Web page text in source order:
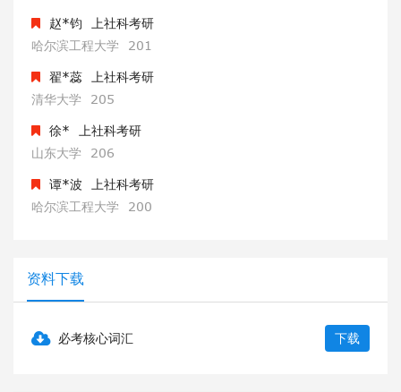
翟*蕊
上社科考研
清华大学
205
徐*
上社科考研
山东大学
206
谭*波
上社科考研
哈尔滨工程大学
范*利
上社科考研
曲阜师范大学
201
翟*蕊
徐* 上社科考研
资料下载
必考核心词汇 下载